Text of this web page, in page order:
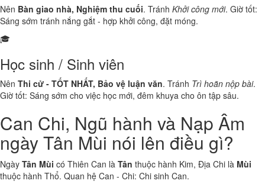
Nên Bàn giao nhà, Nghiệm thu cuối. Tránh Khởi công mới. Giờ tốt:
Sáng sớm tránh nắng gắt - hợp khởi công, đặt móng.
🎓
Học sinh / Sinh viên
Nên Thi cử - TỐT NHẤT, Bảo vệ luận văn. Tránh Trì hoãn nộp bài.
Giờ tốt: Sáng sớm cho việc học mới, đêm khuya cho ôn tập sâu.
Can Chi, Ngũ hành và Nạp Âm
ngày Tân Mùi nói lên điều gì?
Ngày Tân Mùi có Thiên Can là Tân thuộc hành Kim, Địa Chi là Mùi
thuộc hành Thổ. Quan hệ Can - Chi: Chi sinh Can.